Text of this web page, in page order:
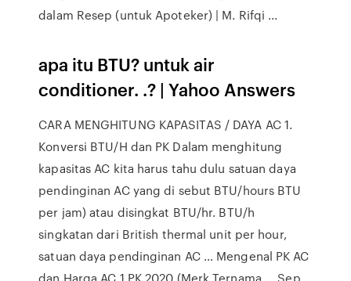
dalam Resep (untuk Apoteker) | M. Rifqi ...
apa itu BTU? untuk air
conditioner. .? | Yahoo Answers
CARA MENGHITUNG KAPASITAS / DAYA AC 1.
Konversi BTU/H dan PK Dalam menghitung
kapasitas AC kita harus tahu dulu satuan daya
pendinginan AC yang di sebut BTU/hours BTU
per jam) atau disingkat BTU/hr. BTU/h
singkatan dari British thermal unit per hour,
satuan daya pendinginan AC … Mengenal PK AC
dan Harga AC 1 PK 2020 (Merk Ternama ... Sep